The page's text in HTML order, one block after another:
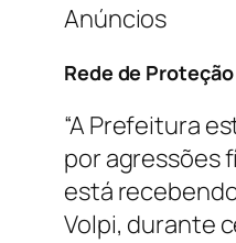
Anúncios
Rede de Proteção
“A Prefeitura
por agressões
está
Volpi, durante